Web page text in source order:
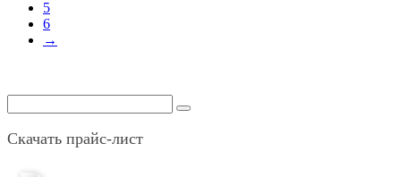
5
6
→
Скачать прайс-лист